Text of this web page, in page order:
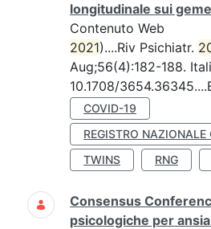
longitudinale sui
Contenuto Web
2021)....Riv Psichiatr.
Aug;56(4):182-188.
10.1708/
COVID-19
REGISTRO NAZIONALE
TWINS
RNG
Consensus
psicologiche per